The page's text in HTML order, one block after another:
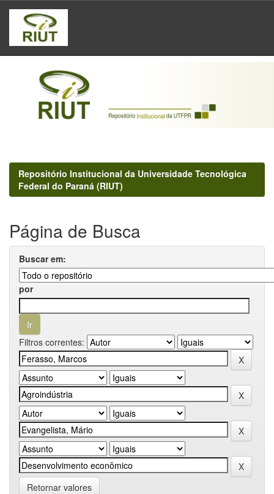
Skip
navigation
Repositório Institucional da Universidade Tecnológica
Federal do Paraná (RIUT)
Página de Busca
Buscar em:
por
Filtros correntes:
Retornar valores